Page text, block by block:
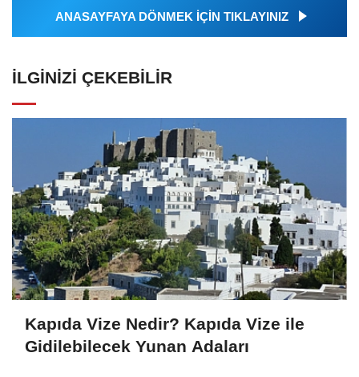
ANASAYFAYA DÖNMEK İÇİN TIKLAYINIZ
İLGINIZI ÇEKEBILIR
Kapıda Vize Nedir? Kapıda Vize ile
Gidilebilecek Yunan Adaları